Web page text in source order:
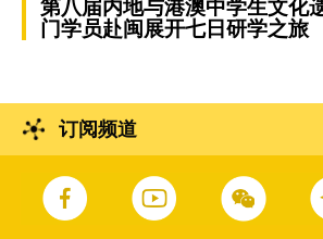
第八届内地与港澳中学生文化
门学员赴闽展开七日研学之旅
订阅频道